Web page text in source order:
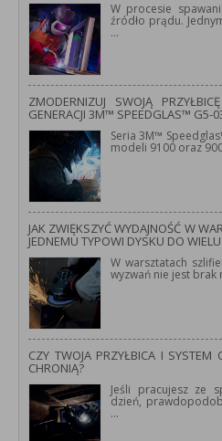
W procesie
źródło prądu.
...
ZMODERNIZUJ SWOJĄ
GENERACJI 3M™ SPEEDGLAS™ G5-
Seria 3M™
modeli 9100 oraz
JAK ZWIĘKSZYĆ WYDAJNOŚĆ W
JEDNEMU TYPOWI DYSKU DO
W warsztatach
wyzwań nie jest brak
CZY TWOJA PRZYŁBICA I SYSTEM
CHRONIĄ?
Jeśli pracujesz ze
dzień,
...